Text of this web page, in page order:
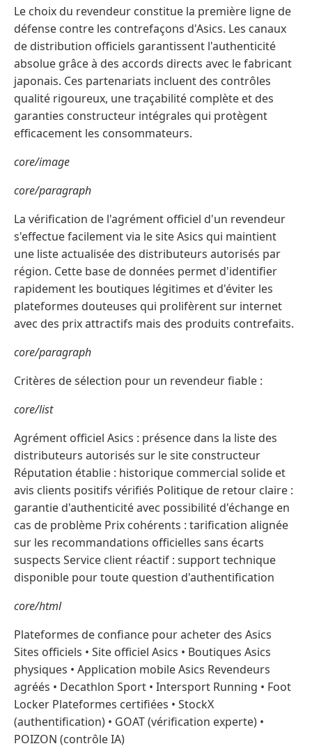
Le choix du revendeur constitue la première ligne de
défense contre les contrefaçons d'Asics. Les canaux
de distribution officiels garantissent l'authenticité
absolue grâce à des accords directs avec le fabricant
japonais. Ces partenariats incluent des contrôles
qualité rigoureux, une traçabilité complète et des
garanties constructeur intégrales qui protègent
efficacement les consommateurs.
core/image
core/paragraph
La vérification de l'agrément officiel d'un revendeur
s'effectue facilement via le site Asics qui maintient
une liste actualisée des distributeurs autorisés par
région. Cette base de données permet d'identifier
rapidement les boutiques légitimes et d'éviter les
plateformes douteuses qui prolifèrent sur internet
avec des prix attractifs mais des produits contrefaits.
core/paragraph
Critères de sélection pour un revendeur fiable :
core/list
Agrément officiel Asics : présence dans la liste des
distributeurs autorisés sur le site constructeur
Réputation établie : historique commercial solide et
avis clients positifs vérifiés Politique de retour claire :
garantie d'authenticité avec possibilité d'échange en
cas de problème Prix cohérents : tarification alignée
sur les recommandations officielles sans écarts
suspects Service client réactif : support technique
disponible pour toute question d'authentification
core/html
Plateformes de confiance pour acheter des Asics
Sites officiels • Site officiel Asics • Boutiques Asics
physiques • Application mobile Asics Revendeurs
agréés • Decathlon Sport • Intersport Running • Foot
Locker Plateformes certifiées • StockX
(authentification) • GOAT (vérification experte) •
POIZON (contrôle IA)